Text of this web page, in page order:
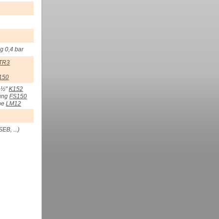
0,4 bar
K152
FS150
LM12
...)